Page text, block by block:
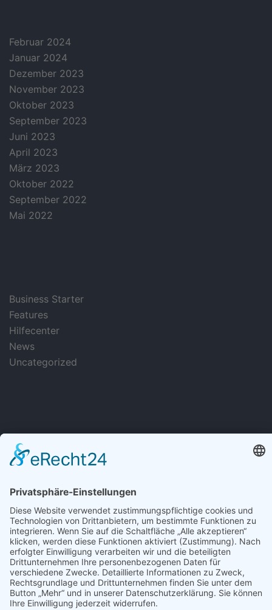
Februar 2024
Januar 2024
Dezember 2023
November 2023
Oktober 2023
September 2023
Juni 2023
April 2023
März 2023
Oktober 2022
September 2022
Mai 2022
Business Starter
Features
Hilfecenter
News
Uncategorized
Hilfecenter: Alle Inhalte
Kontakt
Gebührenübersicht
Datenschutzerklärung
Impressum
Links